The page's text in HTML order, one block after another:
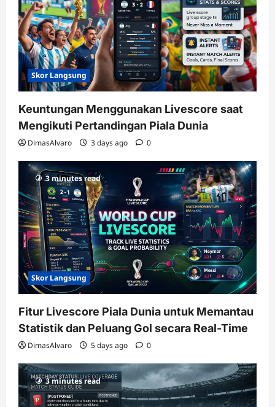
Skor Langsung
Keuntungan Menggunakan Livescore saat
Mengikuti Pertandingan Piala Dunia
DimasAlvaro 3 days ago 0
3 minutes read
Skor Langsung
Fitur Livescore Piala Dunia untuk Memantau
Statistik dan Peluang Gol secara Real-Time
DimasAlvaro 5 days ago 0
3 minutes read